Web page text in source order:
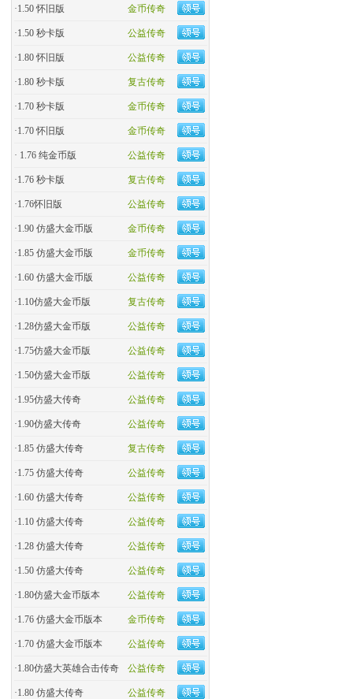
金币传奇
·1.50 怀旧版
公益传奇
·1.50 秒卡版
公益传奇
·1.80 怀旧版
复古传奇
·1.80 秒卡版
金币传奇
·1.70 秒卡版
金币传奇
·1.70 怀旧版
公益传奇
· 1.76 纯金币版
复古传奇
·1.76 秒卡版
公益传奇
·1.76怀旧版
金币传奇
·1.90 仿盛大金币版
金币传奇
·1.85 仿盛大金币版
公益传奇
·1.60 仿盛大金币版
复古传奇
·1.10仿盛大金币版
公益传奇
·1.28仿盛大金币版
公益传奇
·1.75仿盛大金币版
公益传奇
·1.50仿盛大金币版
公益传奇
·1.95仿盛大传奇
公益传奇
·1.90仿盛大传奇
复古传奇
·1.85 仿盛大传奇
公益传奇
·1.75 仿盛大传奇
公益传奇
·1.60 仿盛大传奇
公益传奇
·1.10 仿盛大传奇
公益传奇
·1.28 仿盛大传奇
公益传奇
·1.50 仿盛大传奇
公益传奇
·1.80仿盛大金币版本
金币传奇
·1.76 仿盛大金币版本
公益传奇
·1.70 仿盛大金币版本
公益传奇
·1.80仿盛大英雄合击传奇
公益传奇
·1.80 仿盛大传奇